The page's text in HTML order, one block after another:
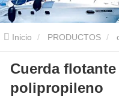
Inicio PRODUCTOS
hueca Cuerda flotante
Cuerda
polipropileno